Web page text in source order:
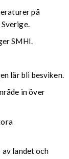
på
SMHI.
lär bli besviken.
in över
av landet och